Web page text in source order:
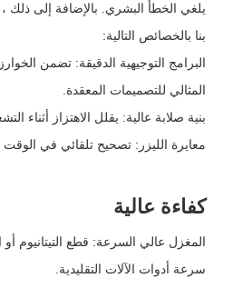
يلغي الخطأ البشري. بالإضافة إلى ذلك ،
بنا بالخصائص التالية:
البرامج التوجيهية الدقيقة: تضمن
المثالي للتصميمات المعقدة.
بنية صلابة عالية: يقلل الاهتزاز أثناء
معايرة الليزر: تصحيح تلقائي في
كفاءة عالية
المغزل عالي السرعة: قطع التيتانيوم أو
سرعة أدوات الآلات التقليدية.